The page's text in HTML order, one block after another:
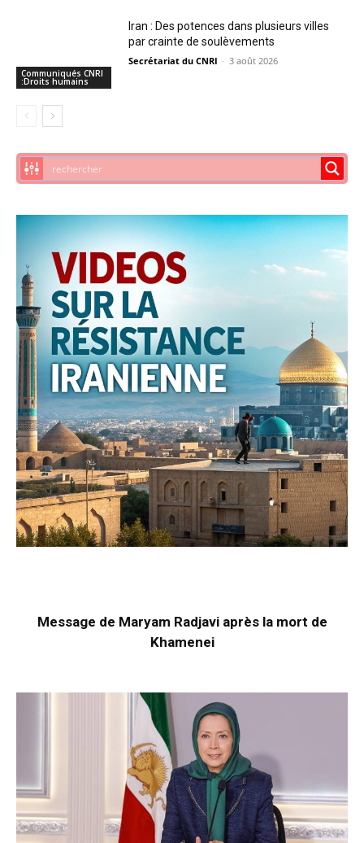
Communiqués CNRI
:Droits humains
Iran : Des potences dans plusieurs villes
par crainte de soulèvements
Secrétariat du CNRI - 3 août 2026
Message de Maryam Radjavi après la mort de
Khamenei